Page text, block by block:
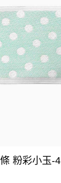
粉彩小玉-4